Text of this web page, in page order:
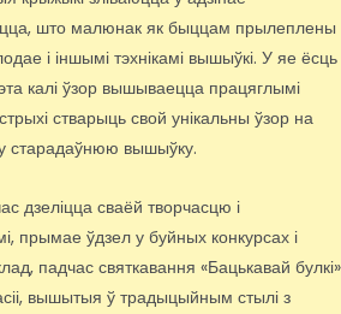
што малюнак як быццам прылеплены
і іншымі тэхнікамі вышыўкі. У яе ёсць
калі ўзор вышываецца працяглымі
стварыць свой унікальны ўзор на
старадаўнюю вышыўку.
дзеліцца сваёй творчасцю і
прымае ўдзел у буйных конкурсах і
падчас святкавання «Бацькавай булкі»
вышытыя ў традыцыйным стылі з